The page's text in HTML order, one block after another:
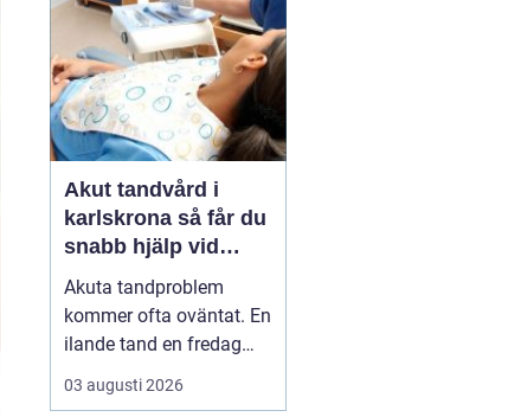
Akut tandvård i
karlskrona så får du
snabb hjälp vid
tandvärk och skador
Akuta tandproblem
kommer ofta oväntat. En
ilande tand en fredag
kväll, en svullnad som
blir värre över natten
03 augusti 2026